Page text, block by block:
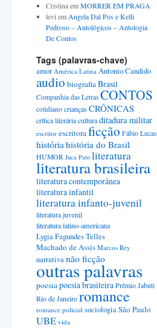
CristinaemMORRER EM PRAGA
levi em Angela Dal Pos e Kelli
Pedroso – Antológicos – Antologia
De Contos
Tags (palavras-chave)
amor América Latina Antonio Candido
audio biografiaBrasil
Companhia das Letras CONTOS
cotidiano criançasCRÔNICAS
crítica literáriaculturaditadura militar
escritor escritoraficção Fábio Lucas
históriahistória do Brasil
HUMOR Juca Pato literatura
literatura brasileira
literatura contemporânea
literatura infantil
literatura infanto-juvenil
literatura juvenil
literatura latino-americana
Lygia Fagundes Telles
Machado de Assis Marcos Rey
narrativanão ficção
outras palavras
poesiapoesia brasileiraPrêmio Jabuti
Rio de Janeiroromance
romance policial sociologiaSão Paulo
UBE vida